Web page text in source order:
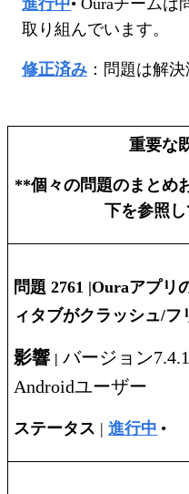
取り組んでいます。
修正済み ： 問題は解決
重要な
**個々の問題のまとめ
下を参照
問題 2761 |Ouraアプリ
ィタブがクラッシュ/フ
影響 | バージョン
Androidユーザー
ステータス |進行中 •